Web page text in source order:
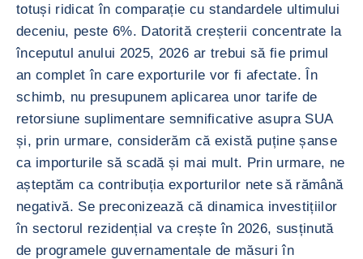
totuși ridicat în comparație cu standardele ultimului
deceniu, peste 6%. Datorită creșterii concentrate la
începutul anului 2025, 2026 ar trebui să fie primul
an complet în care exporturile vor fi afectate. În
schimb, nu presupunem aplicarea unor tarife de
retorsiune suplimentare semnificative asupra SUA
și, prin urmare, considerăm că există puține șanse
ca importurile să scadă și mai mult. Prin urmare, ne
așteptăm ca contribuția exporturilor nete să rămână
negativă. Se preconizează că dinamica investițiilor
în sectorul rezidențial va crește în 2026, susținută
de programele guvernamentale de măsuri în